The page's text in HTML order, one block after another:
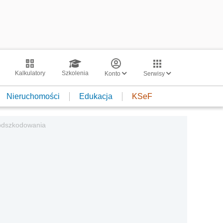
Kalkulatory Szkolenia Konto Serwisy
Nieruchomości Edukacja KSeF